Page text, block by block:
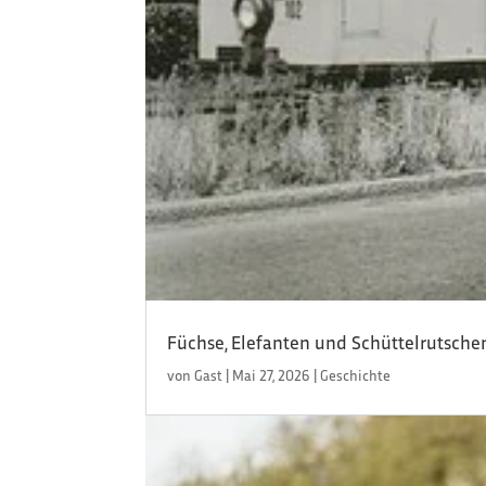
Füchse, Elefanten und
vonGast | Mai 27, 2026 |Geschichte